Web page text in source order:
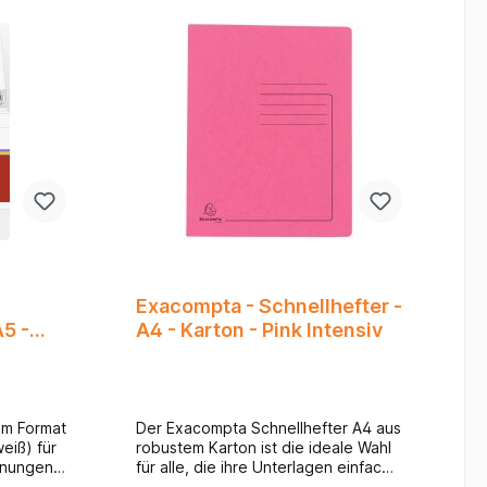
bewährte Qualität von Exaclair bzw.
-
Format
für
Exacompta - Schnellhefter -
A4 - Karton - Pink Intensiv
Der Exacompta Schnellhefter A4 aus
robustem Karton ist die ideale Wahl
für alle, die ihre Unterlagen einfach,